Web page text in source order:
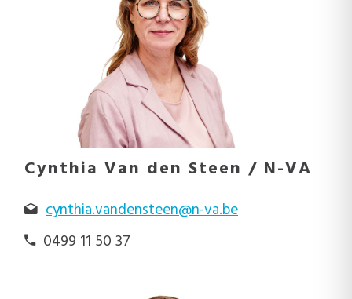
Cynthia Van den Steen / N-VA
cynthia.vandensteen@n-va.be
0499 11 50 37